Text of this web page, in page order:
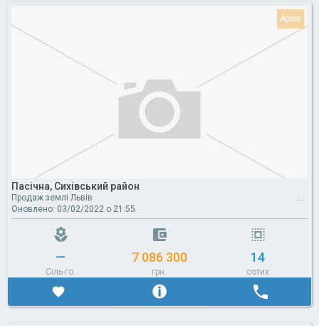
Пасічна, Сихівський район
Продаж землі Львів
Оновлено: 03/02/2022 о 21:55
—
Сіль-го.
7 086 300
грн.
14
сотих